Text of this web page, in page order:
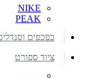
NIKE
PEAK
כפכפים
ציוד ספורט